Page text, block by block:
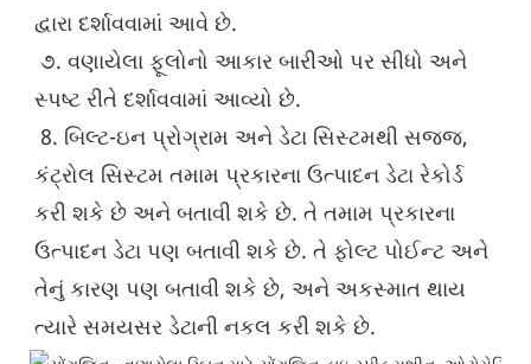
દ્વારા દર્શાવવામાં આવે છે.
સ્પષ્ટ રીતે દર્શાવવામાં આવ્યો છે.
કંટ્રોલ સિસ્ટમ તમામ પ્રકારના ઉત્પાદન ડેટા રેકોર્ડ
કરી શકે છે અને બતાવી શકે છે. તે તમામ પ્રકારના
ઉત્પાદન ડેટા પણ બતાવી શકે છે. તે ફોલ્ટ પોઈન્ટ અને
તેનું કારણ પણ બતાવી શકે છે, અને અકસ્માત થાય
ત્યારે સમયસર ડેટાની નકલ કરી શકે છે.